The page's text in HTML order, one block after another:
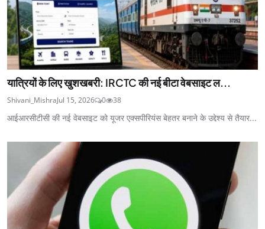
यात्रियों के लिए खुशखबरी: IRCTC की नई बीटा वेबसाइट ल...
Shivani_MishraJul 15, 2026 0 38
आईआरसीटीसी की नई वेबसाइट को यूजर एक्सपीरियंस बेहतर बनाने के उद्देश्य से तैयार...